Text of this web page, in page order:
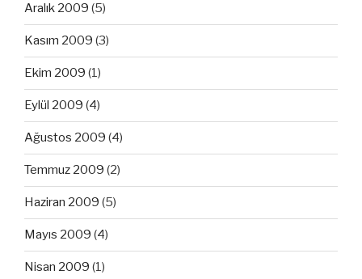
Aralık 2009 (5)
Kasım 2009 (3)
Ekim 2009 (1)
Eylül 2009 (4)
Ağustos 2009 (4)
Temmuz 2009 (2)
Haziran 2009 (5)
Mayıs 2009 (4)
Nisan 2009 (1)